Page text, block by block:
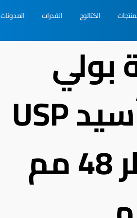
الكتالوج القدرات المدونات
بولي
جلايكوليك أسيد USP
2 مع إبر بقطر 48 مم